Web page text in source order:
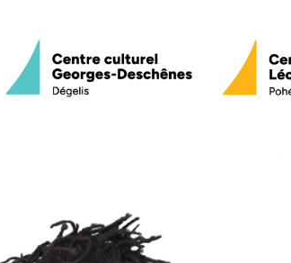
Programmation
Nos 4 scènes
Beaulieu Culturel du